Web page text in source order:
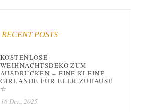
RECENT POSTS
KOSTENLOSE
WEIHNACHTSDEKO ZUM
AUSDRUCKEN – EINE KLEINE
GIRLANDE FÜR EUER ZUHAUSE
☆
16 Dez., 2025